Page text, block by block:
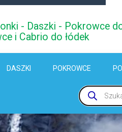
- Daszki - Pokrowce
i Cabrio do łódek
DASZKI POKROWCE
produktów